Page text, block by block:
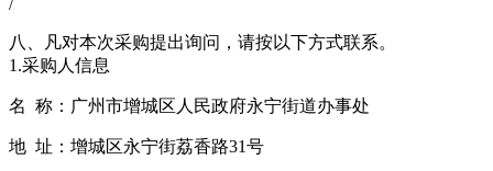
八、凡对本次采购提出询问，请按以下方式联系。
1.采购人信息
名 称：广州市增城区人民政府永宁街道办事处
地 址：增城区永宁街荔香路31号